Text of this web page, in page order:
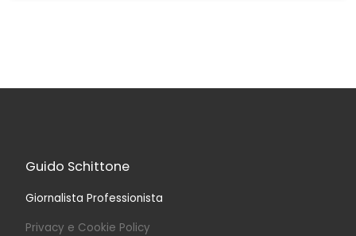
Guido Schittone
Giornalista Professionista
Privacy e Cookie Policy